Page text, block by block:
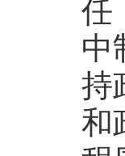
中
持
和